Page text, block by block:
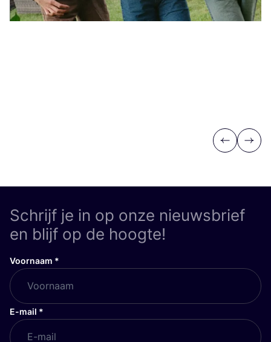
Previous
Next
Schrijf je in op onze nieuwsbrief
en blijf op de hoogte!
Voornaam *
E-mail *